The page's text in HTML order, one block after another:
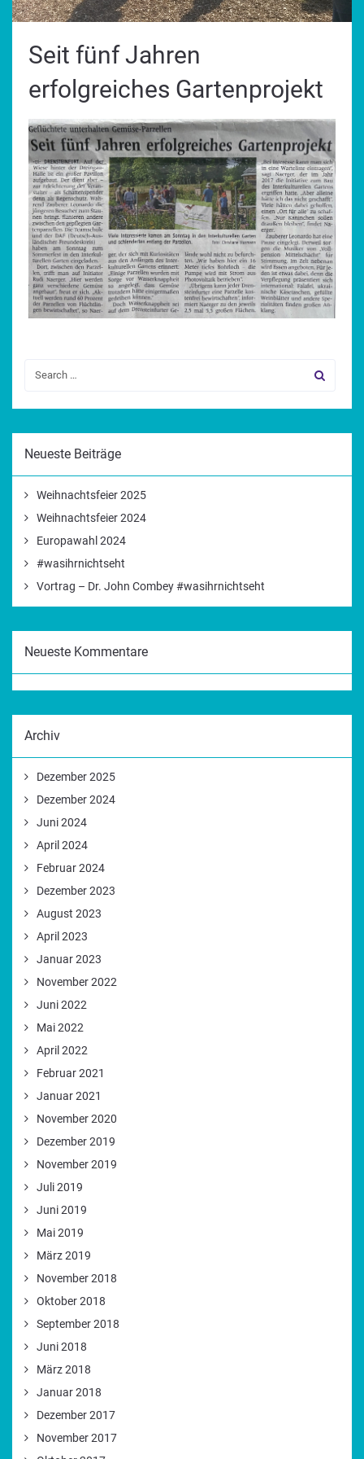
Seit fünf Jahren
erfolgreiches Gartenprojekt
Neueste Beiträge
Weihnachtsfeier 2025
Weihnachtsfeier 2024
Europawahl 2024
#wasihrnichtseht
Vortrag – Dr. John Combey #wasihrnichtseht
Neueste Kommentare
Archiv
Dezember 2025
Dezember 2024
Juni 2024
April 2024
Februar 2024
Dezember 2023
August 2023
April 2023
Januar 2023
November 2022
Juni 2022
Mai 2022
April 2022
Februar 2021
Januar 2021
November 2020
Dezember 2019
November 2019
Juli 2019
Juni 2019
Mai 2019
März 2019
November 2018
Oktober 2018
September 2018
Juni 2018
März 2018
Januar 2018
Dezember 2017
November 2017